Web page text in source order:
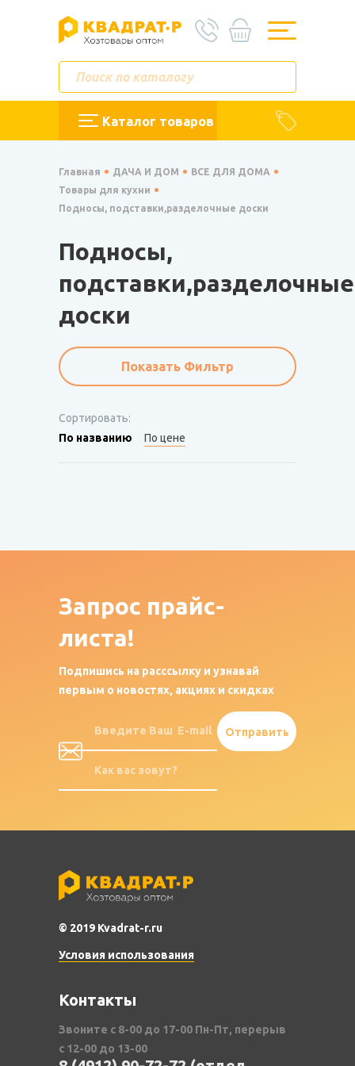
Каталог товаров
Главная ДАЧА И ДОМ
ВСЕ ДЛЯ ДОМА
Товары для кухни
Подносы, подставки,разделочные доски
Подносы,
подставки,разделочные
доски
Показать Фильтр
Сортировать:
По названию
По цене
Запрос прайс-
листа!
Подпишись на расссылку и узнавай
первым о новостях, акциях и скидках
© 2019 Kvadrat-r.ru
Условия использования
Контакты
Звоните с 8-00 до 17-00 Пн-Пт, перерыв
с 12-00 до 13-00